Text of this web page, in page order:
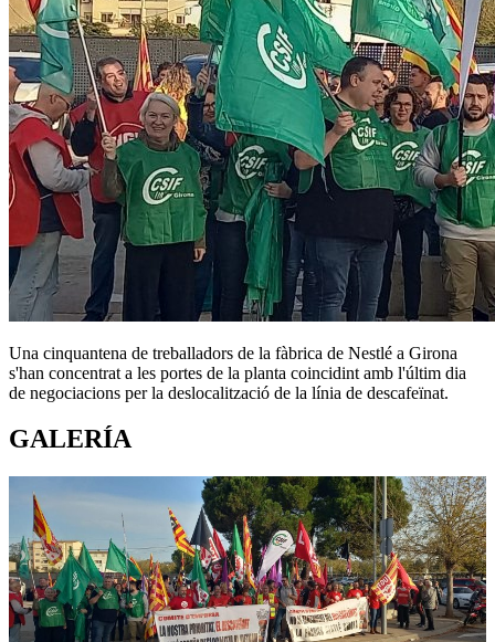
Una cinquantena de treballadors de la fàbrica de Nestlé a Girona
s'han concentrat a les portes de la planta coincidint amb l'últim dia
de negociacions per la deslocalització de la línia de descafeïnat.
GALERÍA